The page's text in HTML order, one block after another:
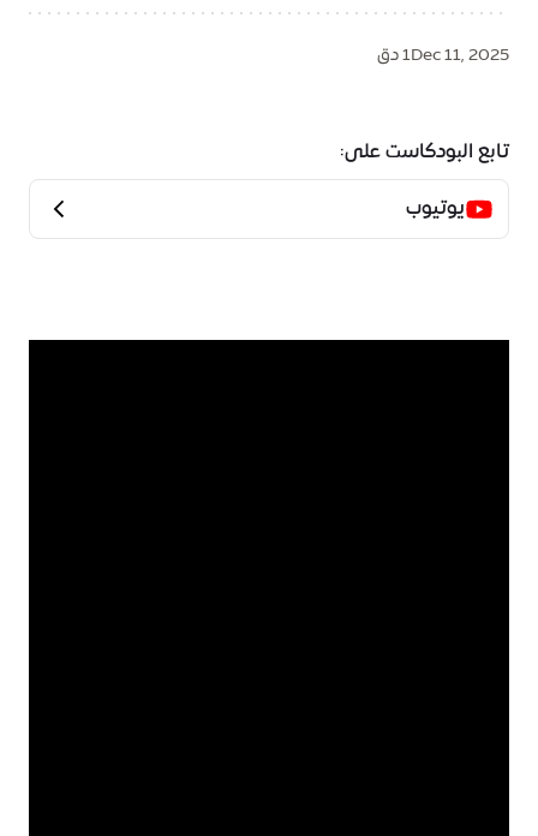
Dec 11, 20251 دق
تابع البودكاست على:
يوتيوب